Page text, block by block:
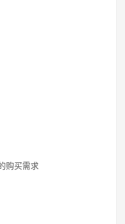
购买需求